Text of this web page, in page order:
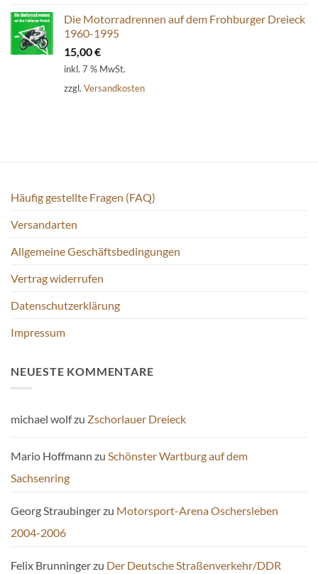
Die Motorradrennen auf dem Frohburger Dreieck
1960-1995
15,00€
inkl. 7 % MwSt.
zzgl. Versandkosten
Häufig gestellte Fragen (FAQ)
Versandarten
Allgemeine Geschäftsbedingungen
Vertrag widerrufen
Datenschutzerklärung
Impressum
NEUESTE KOMMENTARE
michael wolfzu Zschorlauer Dreieck
Mario Hoffmann zu Schönster Wartburg auf dem
Sachsenring
Georg Straubingerzu Motorsport-Arena Oschersleben
2004-2006
Felix Brunningerzu Der Deutsche Straßenverkehr/DDR